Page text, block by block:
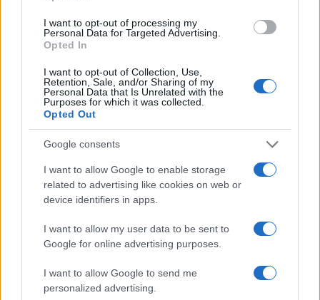
I want to opt-out of processing my
Personal Data for Targeted Advertising.
Opted In
I want to opt-out of Collection, Use,
Retention, Sale, and/or Sharing of my
Personal Data that Is Unrelated with the
Purposes for which it was collected.
Opted Out
Google consents
I want to allow Google to enable storage
related to advertising like cookies on web or
device identifiers in apps.
I want to allow my user data to be sent to
Google for online advertising purposes.
I want to allow Google to send me
personalized advertising.
18η συνεχόμενη χρονιά για τον ΟΤΕ στη διεθνή σειρά
δεικτών FTSE4Good
Alpha Bank: Για πρώτη φορά το Αρχαίο Θέατρο Επιδαύρου
ΕΤΙΚΕΤΕΣ Jaguar Land Rover